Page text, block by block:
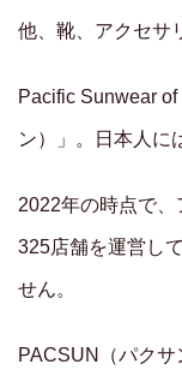
他、靴、アクセサ
Pacific Sunwear
ン）」。日本人に
2022年の時点で
325店舗を運営し
せん。
PACSUN（パク